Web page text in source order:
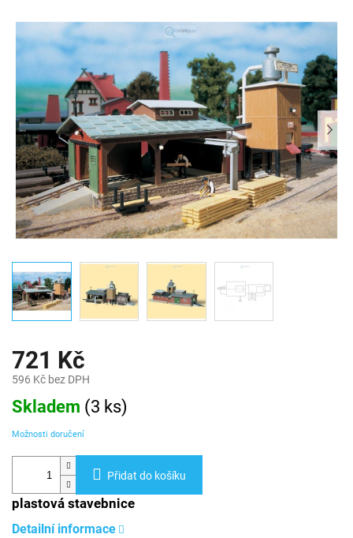
721 Kč
596 Kč bez DPH
Měrná
cena:
Skladem (3 ks)
Možnosti doručení
Přidat do košíku
plastová stavebnice
Detailní informace